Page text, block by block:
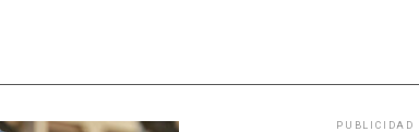
PUBLICIDAD